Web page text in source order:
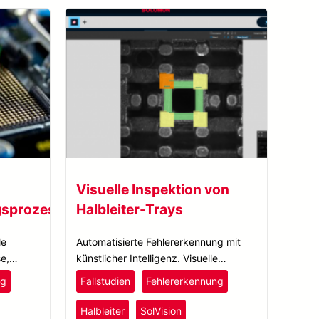
Visuelle Inspektion von
Halbleiter-Trays
Automatisierte Fehlererkennung mit
künstlicher Intelligenz. Visuelle
Inspektion von Halbleiter-Trays.
Fallstudien Fehlererkennung
Halbleiter SolVision